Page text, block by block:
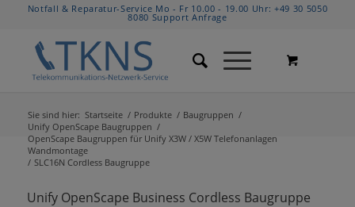
Notfall & Reparatur-Service Mo - Fr 10.00 - 19.00 Uhr:+49 30 5050
8080 Support Anfrage
Sie sind hier: Startseite / Produkte / Baugruppen /
Unify OpenScape Baugruppen /
OpenScape Baugruppen für Unify X3W / X5W Telefonanlagen
Wandmontage
/ SLC16N Cordless Baugruppe
Unify OpenScape Business Cordless Baugruppe